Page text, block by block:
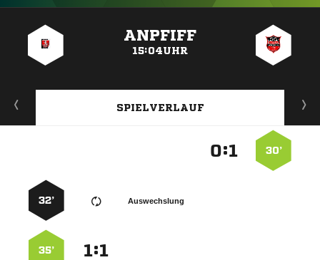
ANPFIFF
15:04UHR
SPIELVERLAUF
30’
:
Auswechslung
32’
:
35’